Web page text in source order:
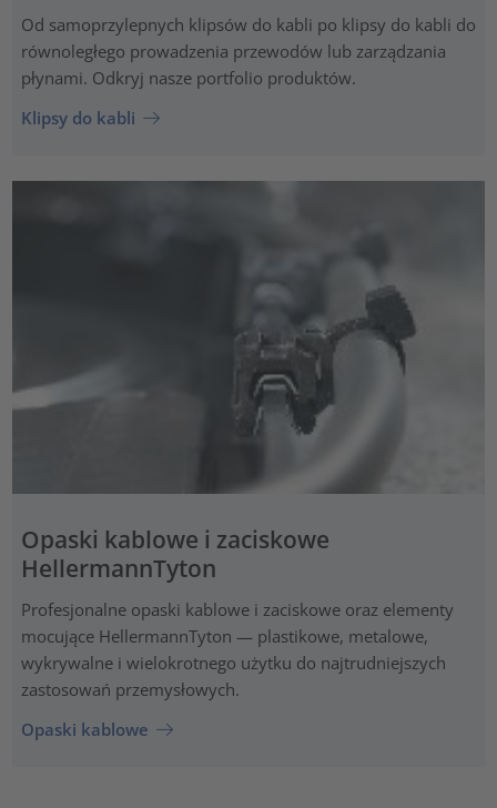
Od samoprzylepnych klipsów do kabli po klipsy do kabli do
równoległego prowadzenia przewodów lub zarządzania
płynami. Odkryj nasze portfolio produktów.
Klipsy do kabli
Opaski kablowe i zaciskowe
HellermannTyton
Profesjonalne opaski kablowe i zaciskowe oraz elementy
mocujące HellermannTyton — plastikowe, metalowe,
wykrywalne i wielokrotnego użytku do najtrudniejszych
zastosowań przemysłowych.
Opaski kablowe